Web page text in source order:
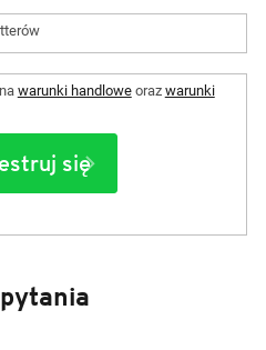
warunki handloweoraz warunki